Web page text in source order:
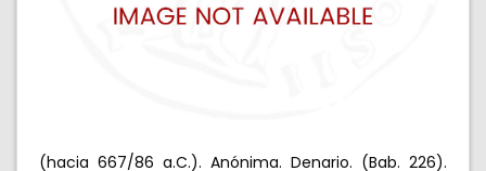
(hacia 667/86 a.C.). Anónima. Denario. (Bab. 226).